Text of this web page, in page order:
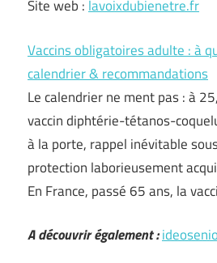
Site web : lavoixdubienetre.fr
Vaccins obligatoires adulte : à
calendrier & recommandations
Le calendrier ne ment pas : à
vaccin diphtérie-tétanos-
à la porte, rappel inévitable
protection laborieusement
En France, passé 65 ans, la
A découvrir également :